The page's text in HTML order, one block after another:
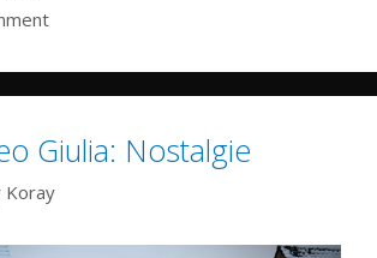
Giulia: Nostalgie
Koray